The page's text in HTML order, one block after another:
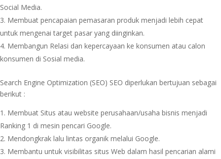
Social Media.
Membuat pencapaian pemasaran produk menjadi lebih cepat
untuk mengenai target pasar yang diinginkan.
Membangun Relasi dan kepercayaan ke konsumen atau calon
konsumen di Sosial media.
Search Engine Optimization (SEO) SEO diperlukan bertujuan sebagai
berikut :
Membuat Situs atau website perusahaan/usaha bisnis menjadi
Ranking 1 di mesin pencari Google.
Mendongkrak lalu lintas organik melalui Google.
Membantu untuk visibilitas situs Web dalam hasil pencarian alami